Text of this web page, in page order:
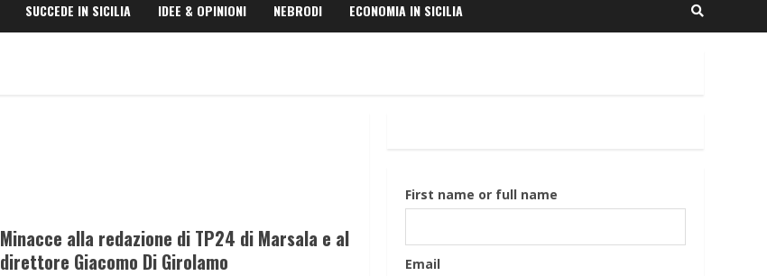
SUCCEDE IN SICILIA IDEE & OPINIONI NEBRODI ECONOMIA IN SICILIA
Minacce alla redazione di TP24 di Marsala e al
direttore Giacomo Di Girolamo
First name or full name
Email